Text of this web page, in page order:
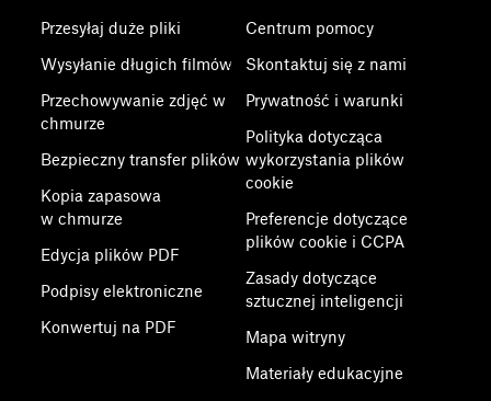
Przesyłaj duże pliki
Wysyłanie długich filmów
Przechowywanie zdjęć w
chmurze
Bezpieczny transfer plików
Kopia zapasowa
w chmurze
Edycja plików PDF
Podpisy elektroniczne
Konwertuj na PDF
Centrum pomocy
Skontaktuj się z nami
Prywatność i warunki
Polityka dotycząca
wykorzystania plików
cookie
Preferencje dotyczące
plików cookie i CCPA
Zasady dotyczące
sztucznej inteligencji
Mapa witryny
Materiały edukacyjne